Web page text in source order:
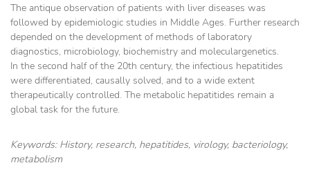
The antique observation of patients with liver diseases was
followed by epidemiologic studies in Middle Ages. Further research
depended on the development of methods of laboratory
diagnostics, microbiology, biochemistry and moleculargenetics.
In the second half of the 20th century, the infectious hepatitides
were differentiated, causally solved, and to a wide extent
therapeutically controlled. The metabolic hepatitides remain a
global task for the future.
Keywords: History, research, hepatitides, virology, bacteriology,
metabolism